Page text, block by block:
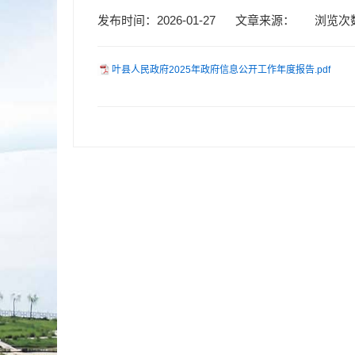
发布时间：2026-01-27 文章来源： 浏览次
叶县人民政府2025年政府信息公开工作年度报告.pdf